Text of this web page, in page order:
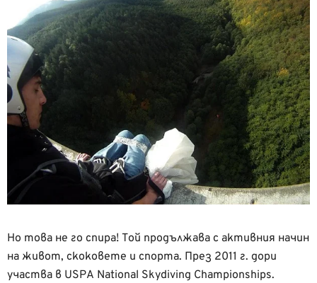
Но това не го спира! Той продължава с активния начин
на живот, скоковете и спорта. През 2011 г. дори
участва в USPA National Skydiving Championships.